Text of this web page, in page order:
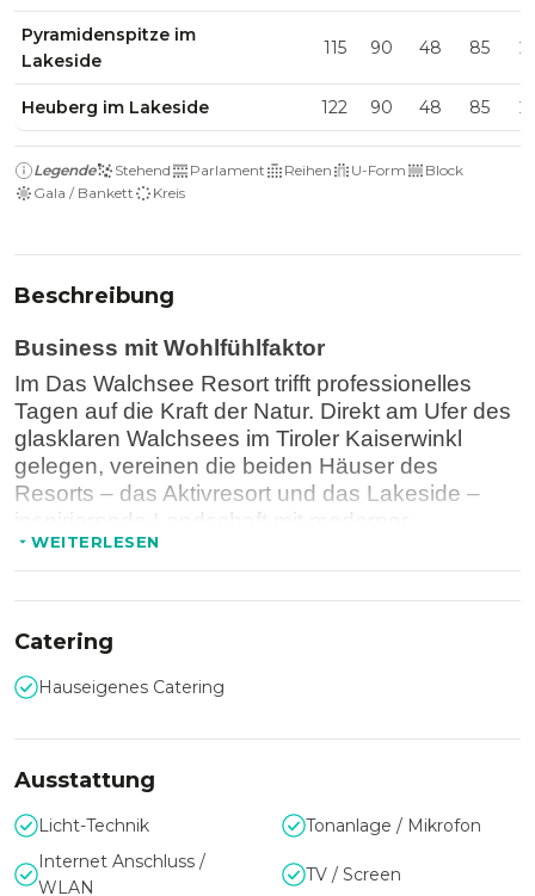
Pyramidenspitze im
Lakeside
115 90 48 85
Heuberg im Lakeside 122 90 48 85
Legende Stehend Parlament Reihen U-Form
Block
Gala / Bankett
Kreis
Beschreibung
Business mit Wohlfühlfaktor
Im Das Walchsee Resort trifft professionelles
Tagen auf die Kraft der Natur. Direkt am Ufer des
glasklaren Walchsees im Tiroler Kaiserwinkl
gelegen, vereinen die beiden Häuser des
Resorts – das Aktivresort und das Lakeside –
inspirierende Landschaft mit moderner
Seminarinfrastruktur.
Ein besonderes Highlight erwartet Veranstalter
und Gäste im 2024 eröffneten Lakeside: Ob
spannende Seminare, Get-togethers unter freiem
bleiben–hier wird direkt am Seeufer getagt.
Die beiden modernen Veranstaltungsräume
lassen sich individuell kombinieren und bieten
zusammengeschlossen Platz für bis zu 190
WEITERLESEN
Catering
Hauseigenes Catering
Ausstattung
Licht-Technik
Tonanlage / Mikrofon
Internet Anschluss /
WLAN
TV / Screen